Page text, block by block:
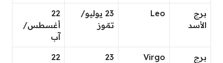
برج
الأسد
Leo
23 يوليو/
تمّوز
22
أغسطس/
آب
برج
Virgo
23
22